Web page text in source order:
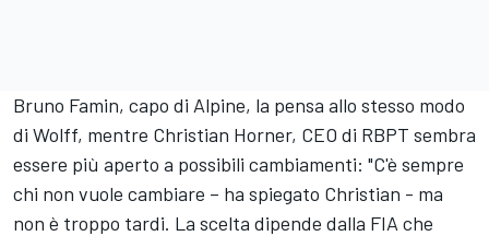
Bruno Famin, capo di Alpine, la pensa allo stesso modo
di Wolff, mentre Christian Horner, CEO di RBPT sembra
essere più aperto a possibili cambiamenti: "C'è sempre
chi non vuole cambiare – ha spiegato Christian - ma
non è troppo tardi. La scelta dipende dalla FIA che